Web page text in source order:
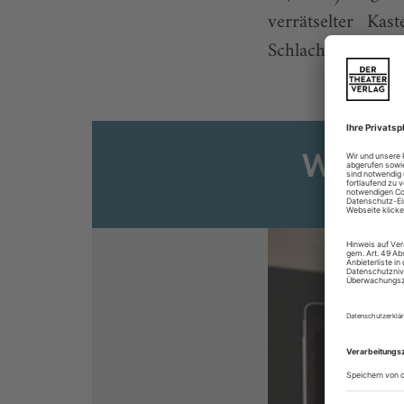
verrätselter
Schlachtfeld